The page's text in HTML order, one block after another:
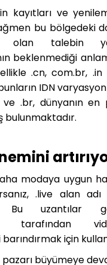
kayıtları ve
bu bölgedeki
olan talebin
beklenmediği
.cn, com.br,
IDN
.br, dünyanın en
bulunmaktadır.
modaya uygun
.live alan adı
Bu uzantılar
tarafından
için
pazarı büyümeye